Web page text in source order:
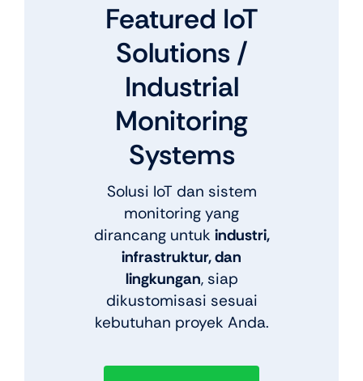
Featured IoT
Solutions /
Industrial
Monitoring
Systems
Solusi IoT dan sistem
monitoring yang
dirancang untuk industri,
infrastruktur, dan
lingkungan, siap
dikustomisasi sesuai
kebutuhan proyek Anda.